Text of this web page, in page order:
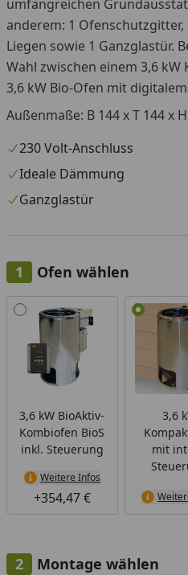
umfangreichen
anderem: 1
Liegen sowie 1 Ganzglastür.
Wahl zwischen einem 3,6
3,6 kW Bio-Ofen mit
Außenmaße: B 144 x T 144 x
230 Volt-Anschluss
Ideale Dämmung
Ganzglastür
Ofen wählen
Alle anzeigen (2)
3,6 kW BioAktiv-
Kombiofen BioS
inkl. Steuerung
Weitere Infos
+354,47 €
3,6
mit
Montage wählen